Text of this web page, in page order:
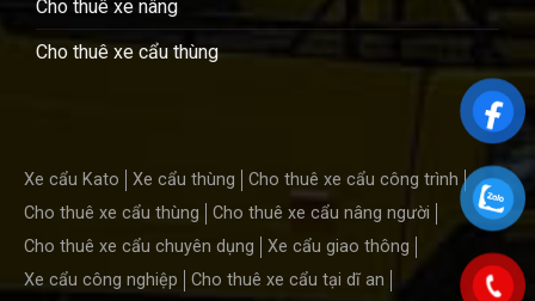
Cho thuê xe nâng
Cho thuê xe cẩu thùng
Xe cẩu Kato Xe cẩu thùng
Cho thuê xe cẩu công trình
Cho thuê xe cẩu thùng
Cho thuê xe cẩu nâng người
Cho thuê xe cẩu chuyên dụng
Xe cẩu giao thông
Xe cẩu công nghiệp
Cho thuê xe cẩu tại dĩ an